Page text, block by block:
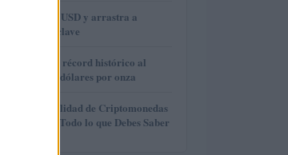
cae a 91.82 USD y arrastra a
primas clave
alcanza un récord histórico al
los 4.400 dólares por onza
de la Fiscalidad de Criptomonedas
Extranjero: Todo lo que Debes Saber